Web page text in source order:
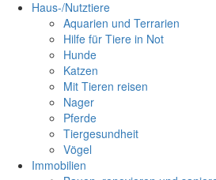
Haus-/Nutztiere
Aquarien und Terrarien
Hilfe für Tiere in Not
Hunde
Katzen
Mit Tieren reisen
Nager
Pferde
Tiergesundheit
Vögel
Immobilien